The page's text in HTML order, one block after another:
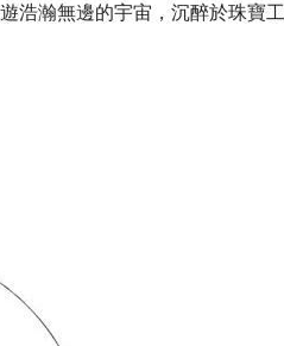
浩瀚無邊的宇宙，沉醉於珠寶工